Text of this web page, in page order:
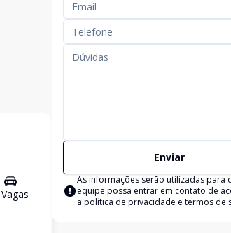
Vagas
Enviar
As informações serão utilizadas para
equipe possa entrar em contato de
a política de privacidade e termos de